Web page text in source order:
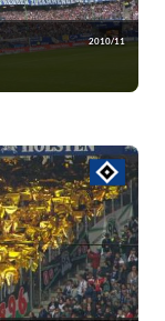
2010/11